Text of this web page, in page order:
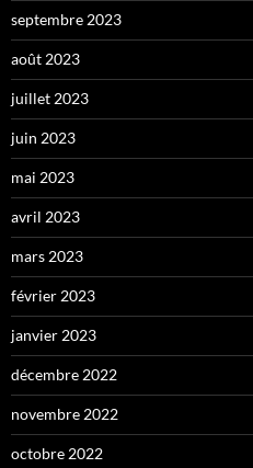
septembre 2023
août 2023
juillet 2023
juin 2023
mai 2023
avril 2023
mars 2023
février 2023
janvier 2023
décembre 2022
novembre 2022
octobre 2022